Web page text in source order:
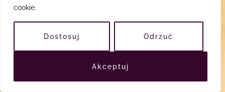
cookie.
Dostosuj Odrzuć
Akceptuj